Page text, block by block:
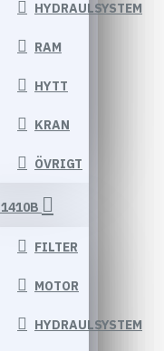
HYDRAULSYSTEM
RAM
HYTT
KRAN
ÖVRIGT
1410B
FILTER
MOTOR
HYDRAULSYSTEM